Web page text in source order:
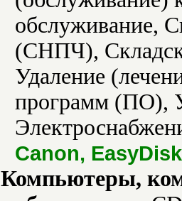
обслуживание,
(СНПЧ),
Удаление
программ (ПО),
Canon,
Компьютеры,